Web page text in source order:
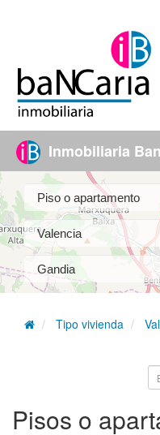
Inmobiliaria
Tipo vivienda
Pisos o